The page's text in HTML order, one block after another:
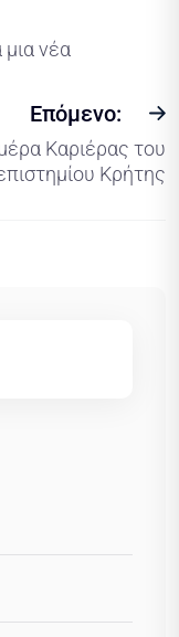
νέα
Επόμενο:
Καριέρας του
Κρήτης